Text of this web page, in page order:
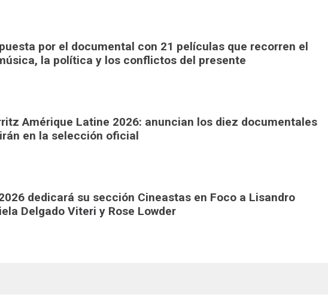
por el documental con 21 películas que recorren el
la política y los conflictos del presente
Amérique Latine 2026: anuncian los diez documentales
en la selección oficial
dedicará su sección Cineastas en Foco a Lisandro
Delgado Viteri y Rose Lowder